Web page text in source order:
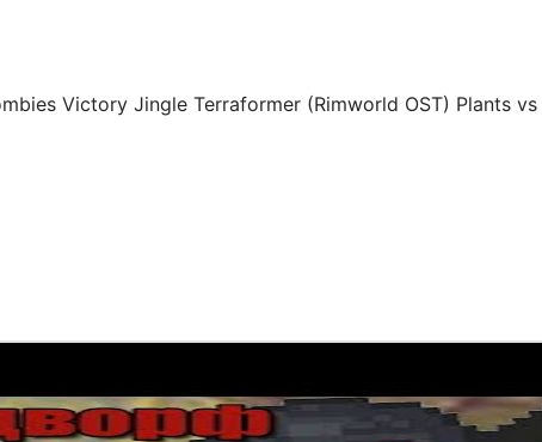
Victory Jingle Terraformer (Rimworld OST) Plants vs